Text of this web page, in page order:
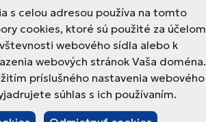
s celou adresou používa na tomto
cookies, ktoré sú použité za účelom
webového sídla alebo k
webových stránok Vaša doména.
príslušného nastavenia webového
súhlas s ich používaním.